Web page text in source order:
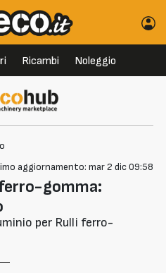
Ricambi Noleggio
aggiornamento: mar 2 dic 09:58
gomma:
per Rulli ferro-